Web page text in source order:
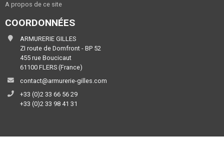
A propos de ce site
COORDONNÉES
ARMURERIE GILLES
ZI route de Domfront - BP 52
455 rue Boucicaut
61100 FLERS (France)
contact@armurerie-gilles.com
+33 (0)2 33 66 56 29
+33 (0)2 33 98 41 31